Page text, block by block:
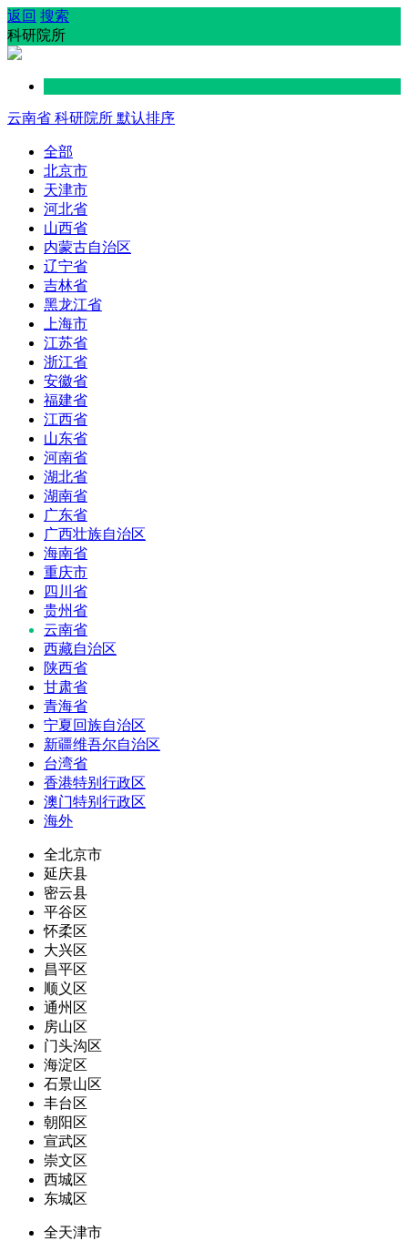
返回 搜索
科研院所
云南省 科研院所 默认排序
全部
北京市
天津市
河北省
山西省
内蒙古自治区
辽宁省
吉林省
黑龙江省
上海市
江苏省
浙江省
安徽省
福建省
江西省
山东省
河南省
湖北省
湖南省
广东省
广西壮族自治区
海南省
重庆市
四川省
贵州省
云南省
西藏自治区
陕西省
甘肃省
青海省
宁夏回族自治区
新疆维吾尔自治区
台湾省
香港特别行政区
澳门特别行政区
海外
全北京市
延庆县
密云县
平谷区
怀柔区
大兴区
昌平区
顺义区
通州区
房山区
门头沟区
海淀区
石景山区
丰台区
朝阳区
宣武区
崇文区
西城区
东城区
全天津市